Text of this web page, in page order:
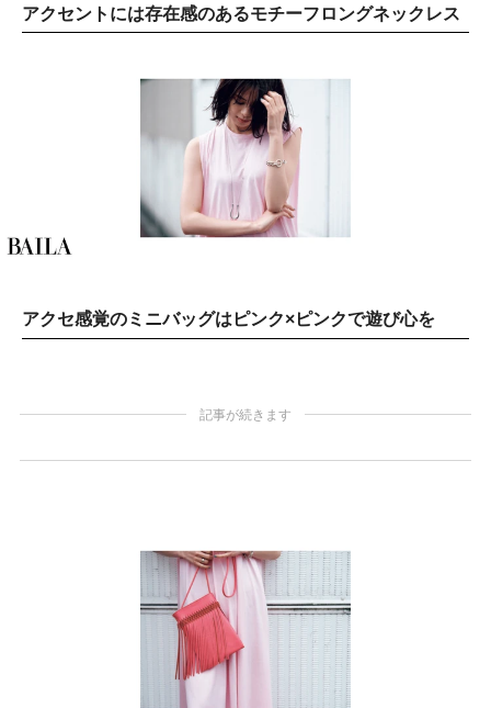
アクセントには存在感のあるモチーフロングネックレス
アクセ感覚のミニバッグはピンク×ピンクで遊び心を
記事が続きます